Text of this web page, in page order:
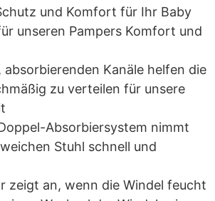
und Komfort für Ihr Baby
unseren Pampers Komfort und
Kanäle helfen die
zu verteilen für unsere
Absorbiersystem nimmt
Stuhl schnell und
zeigt an, wenn die Windel feucht